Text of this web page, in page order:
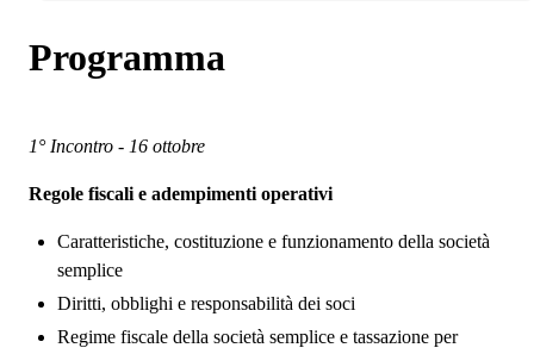
Programma
1° Incontro - 16 ottobre
Regole fiscali e adempimenti operativi
Caratteristiche, costituzione e funzionamento della società
semplice
Diritti, obblighi e responsabilità dei soci
Regime fiscale della società semplice e tassazione per